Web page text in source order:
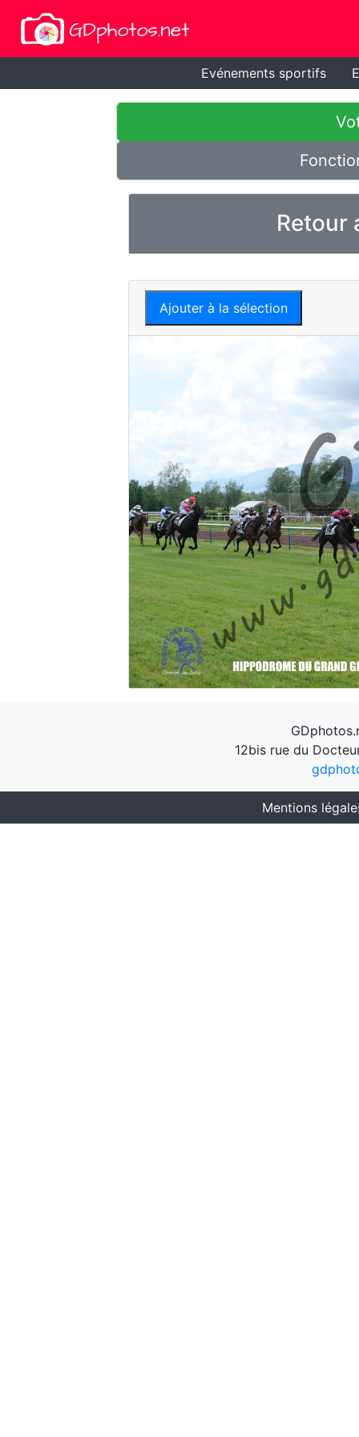
Evénements sportifs
Retour
Ajouter à la sélection
12bis rue du
Mentions